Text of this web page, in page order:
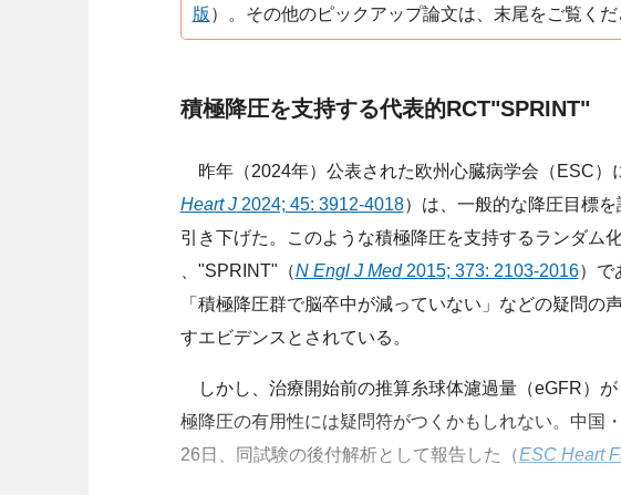
版 ）。その他のピックアップ論文は、末尾をご覧くだ
積極降圧を支持する代表的RCT"SPRINT"
昨年（2024年）公表された欧州心臓病学会（ESC）
Heart J2024; 45: 3912-4018）は、一般的な降圧目標
引き下げた。このような積極降圧を支持するランダム
、"SPRINT"（N Engl J Med2015; 373: 2103-2016）で
「積極降圧群で脳卒中が減っていない」などの疑問の
すエビデンスとされている。
しかし、治療開始前の推算糸球体濾過量（eGFR）が
極降圧の有用性には疑問符がつくかもしれない。中国
26日、同試験の後付解析として報告した（ESC Heart